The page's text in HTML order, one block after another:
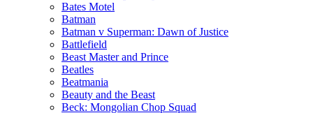
Bates Motel
Batman
Batman v Superman: Dawn of Justice
Battlefield
Beast Master and Prince
Beatles
Beatmania
Beauty and the Beast
Beck: Mongolian Chop Squad